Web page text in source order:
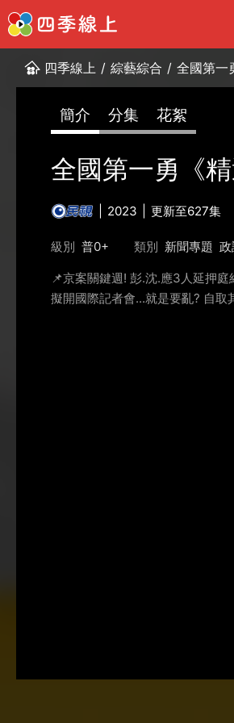
四季線上 / 綜藝綜合 / 全國第一
簡介 分集 花絮
全國第一勇《精
2023 更新至627集
級別 普0+ 類別 新聞專題
📌京案關鍵週! 彭.沈.應3人延押
擬開國際記者會...就是要亂? 自